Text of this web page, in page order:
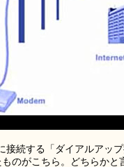
接続する「ダイアルアッ
のがこちら。どちらか